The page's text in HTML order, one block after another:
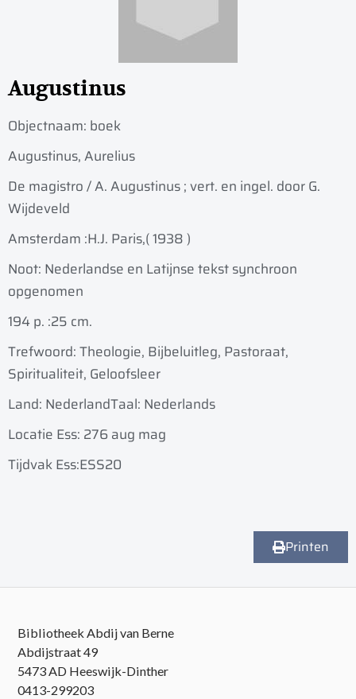
Augustinus
Objectnaam: boek
Augustinus, Aurelius
De magistro / A. Augustinus ; vert. en ingel. door G.
Wijdeveld
Amsterdam :H.J. Paris,( 1938 )
Noot: Nederlandse en Latijnse tekst synchroon
opgenomen
194 p. :25 cm.
Trefwoord: Theologie, Bijbeluitleg, Pastoraat,
Spiritualiteit, Geloofsleer
Land: NederlandTaal: Nederlands
Locatie Ess: 276 aug mag
Tijdvak Ess:ESS20
Printen
Bibliotheek Abdij van Berne
Abdijstraat 49
5473 AD Heeswijk-Dinther
0413-299203